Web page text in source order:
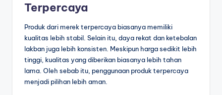
Terpercaya
Produk dari merek terpercaya biasanya memiliki
kualitas lebih stabil. Selain itu, daya rekat dan ketebalan
lakban juga lebih konsisten. Meskipun harga sedikit lebih
tinggi, kualitas yang diberikan biasanya lebih tahan
lama. Oleh sebab itu, penggunaan produk terpercaya
menjadi pilihan lebih aman.